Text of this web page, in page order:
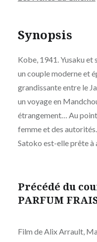
Synopsis
Kobe, 1941. Yusaku et
un couple moderne et
grandissante entre le
un voyage en
étrangement… Au point
femme et des
Satoko est-elle prête à
Précédé du
PARFUM
Film de Alix Arrault,